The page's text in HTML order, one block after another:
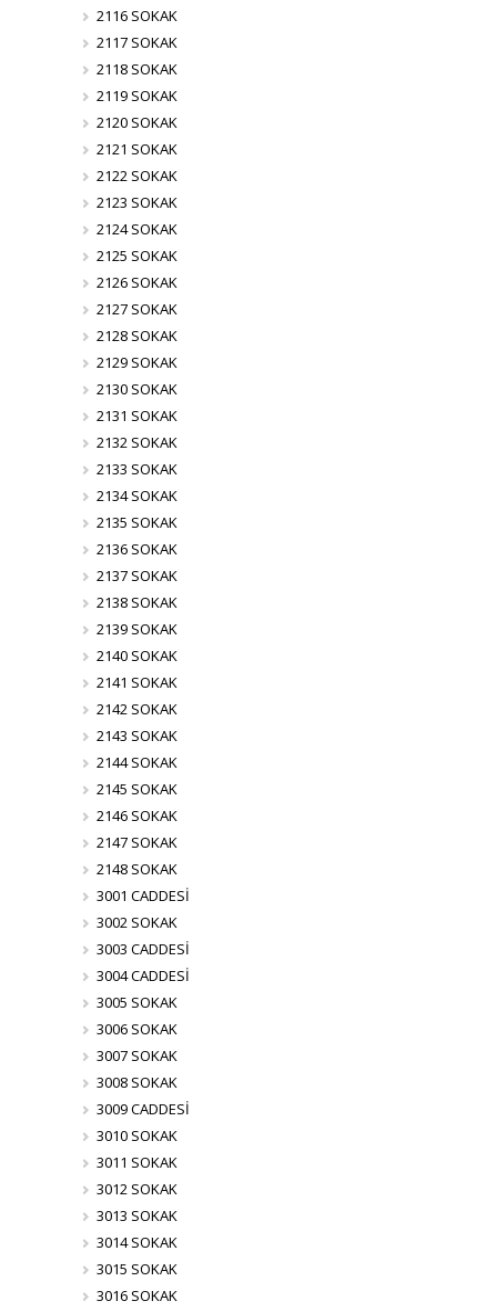
2116 SOKAK
2117 SOKAK
2118 SOKAK
2119 SOKAK
2120 SOKAK
2121 SOKAK
2122 SOKAK
2123 SOKAK
2124 SOKAK
2125 SOKAK
2126 SOKAK
2127 SOKAK
2128 SOKAK
2129 SOKAK
2130 SOKAK
2131 SOKAK
2132 SOKAK
2133 SOKAK
2134 SOKAK
2135 SOKAK
2136 SOKAK
2137 SOKAK
2138 SOKAK
2139 SOKAK
2140 SOKAK
2141 SOKAK
2142 SOKAK
2143 SOKAK
2144 SOKAK
2145 SOKAK
2146 SOKAK
2147 SOKAK
2148 SOKAK
3001 CADDESİ
3002 SOKAK
3003 CADDESİ
3004 CADDESİ
3005 SOKAK
3006 SOKAK
3007 SOKAK
3008 SOKAK
3009 CADDESİ
3010 SOKAK
3011 SOKAK
3012 SOKAK
3013 SOKAK
3014 SOKAK
3015 SOKAK
3016 SOKAK